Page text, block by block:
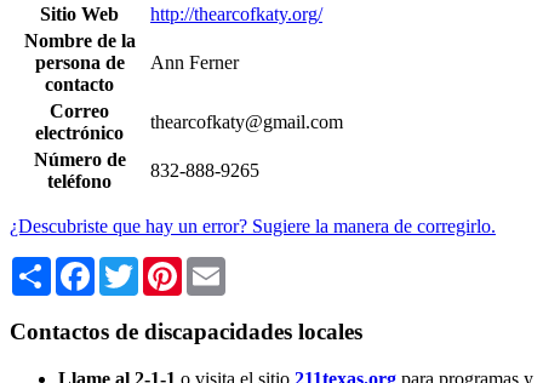
Sitio Web
http://thearcofkaty.org/
Nombre de la
persona de
contacto
Ann Ferner
Correo
electrónico
thearcofkaty@gmail.com
Número de
teléfono
832-888-9265
¿Descubriste que hay un error? Sugiere la manera de corregirlo.
Share Facebook
TwitterPinterest
Contactos de discapacidades locales
Llame al 2-1-1 o visita el sitio 211texas.org para programas y